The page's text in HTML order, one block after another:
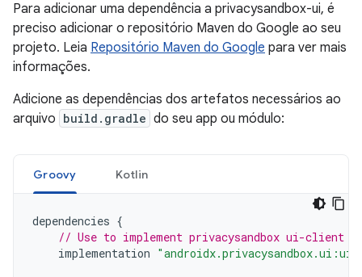
Para adicionar uma dependência a privacysandbox-ui, é
preciso adicionar o repositório Maven do Google ao seu
projeto. Leia Repositório Maven do Google para ver mais
informações.
Adicione as dependências dos artefatos necessários ao
arquivo build.gradle do seu app ou módulo:
Groovy Kotlin
dependencies {
// Use to implement privacysandbox ui-client
implementation